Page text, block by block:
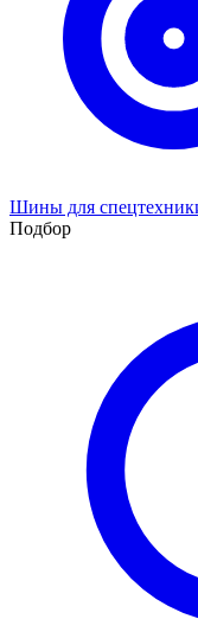
Шины для
Подбор